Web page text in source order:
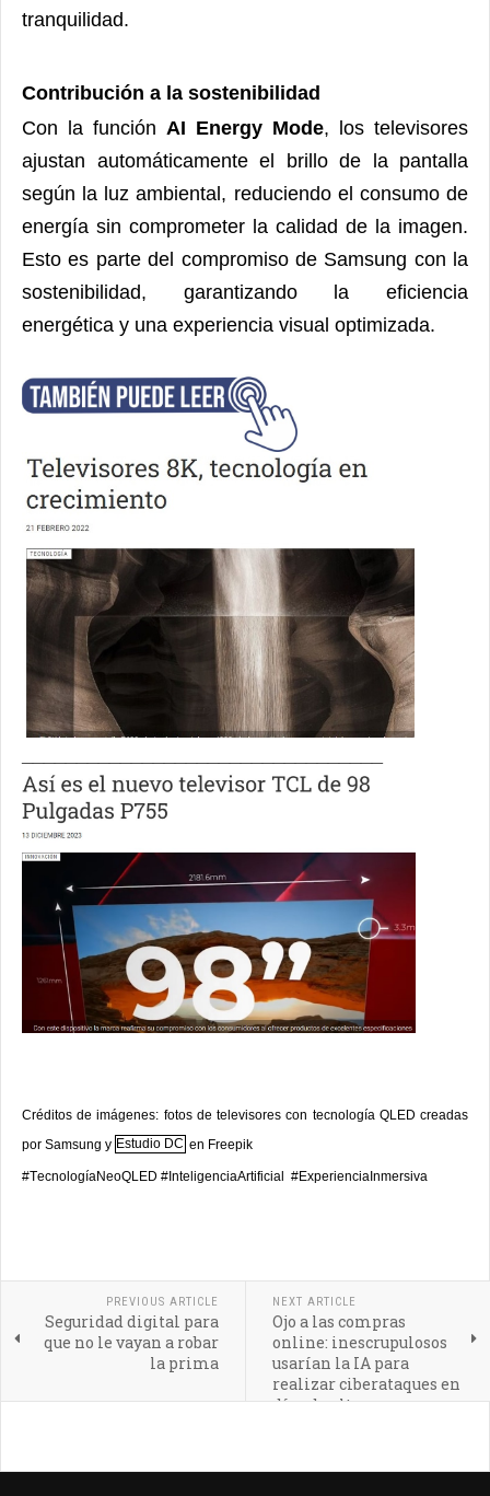
tranquilidad.
Contribución a la sostenibilidad
Con la función AI Energy Mode, los televisores
ajustan automáticamente el brillo de la pantalla
según la luz ambiental, reduciendo el consumo de
energía sin comprometer la calidad de la imagen.
Esto es parte del compromiso de Samsung con la
sostenibilidad, garantizando la eficiencia
energética y una experiencia visual optimizada.
Créditos de imágenes: fotos de televisores con tecnología QLED creadas
por Samsung y Estudio DC en Freepik
#TecnologíaNeoQLED #InteligenciaArtificial #ExperienciaInmersiva
PREVIOUS ARTICLE
Seguridad digital para
que no le vayan a robar
la prima
NEXT ARTICLE
Ojo a las compras
online: inescrupulosos
usarían la IA para
realizar ciberataques en
días de alto consumo